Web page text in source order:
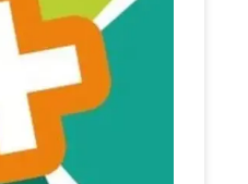
Lernen+